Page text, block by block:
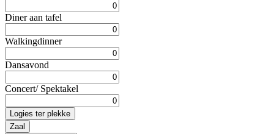
Diner aan tafel
Walkingdinner
Dansavond
Concert/ Spektakel
Logies ter plekke
Zaal